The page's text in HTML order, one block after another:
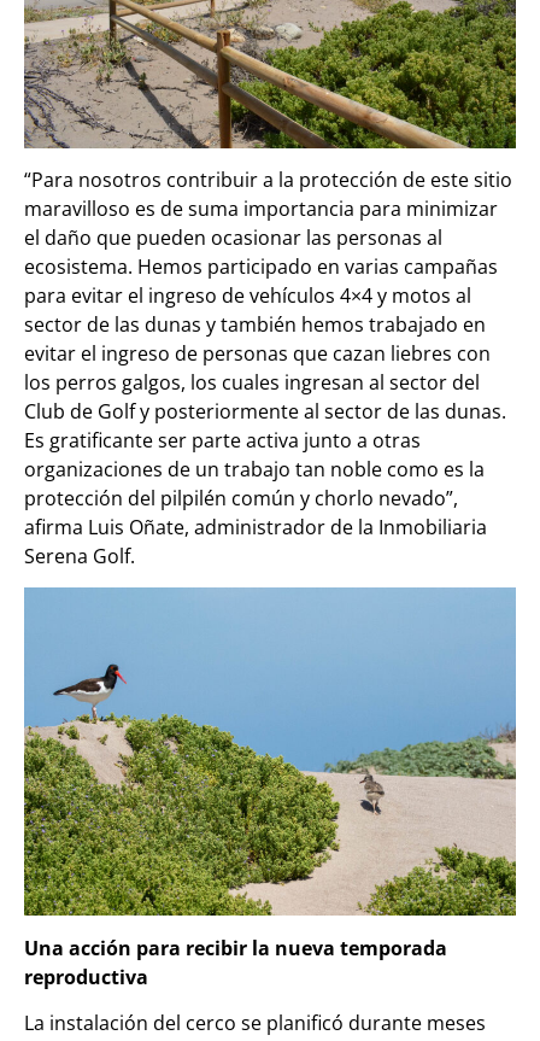
“Para nosotros contribuir a la protección de este sitio
maravilloso es de suma importancia para minimizar
el daño que pueden ocasionar las personas al
ecosistema. Hemos participado en varias campañas
para evitar el ingreso de vehículos 4×4 y motos al
sector de las dunas y también hemos trabajado en
evitar el ingreso de personas que cazan liebres con
los perros galgos, los cuales ingresan al sector del
Club de Golf y posteriormente al sector de las dunas.
Es gratificante ser parte activa junto a otras
organizaciones de un trabajo tan noble como es la
protección del pilpilén común y chorlo nevado”,
afirma Luis Oñate, administrador de la Inmobiliaria
Serena Golf.
Una acción para recibir la nueva temporada
reproductiva
La instalación del cerco se planificó durante meses